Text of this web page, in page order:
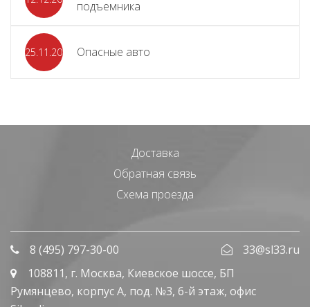
подъемника
25.11.2023 Опасные авто
Доставка
Обратная связь
Схема проезда
8 (495) 797-30-00
33@sl33.ru
108811, г. Москва, Киевское шоссе, БП
Румянцево, корпус А, под. №3, 6-й этаж, офис